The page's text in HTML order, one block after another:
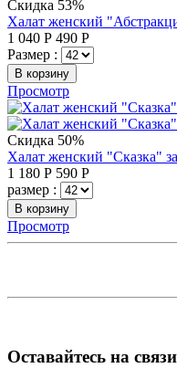
Скидка 53%
Халат женский
1 040 Р 490 Р
Размер :
В корзину
Просмотр
Скидка 50%
Халат женский "Сказка"
1 180 Р 590 Р
размер :
В корзину
Просмотр
Оставайтесь на связи